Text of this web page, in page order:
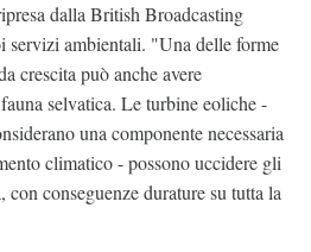
dalla British Broadcasting
ambientali. "Una delle forme
crescita può anche avere
selvatica. Le turbine eoliche -
una componente necessaria
climatico - possono uccidere gli
conseguenze durature su tutta la